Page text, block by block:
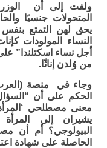
ولفت إلى أن
المتحولات جنسيًا
يحق لهن التمتع بنفس
النساء المولودات
أجل نساء اسكتلندا”
من وُلدن إناثًا.
وجاء في منصة
الحكم على أن
معنى مصطلحي
يشيران إلى المرأة
البيولوجي؟ أم أن
الحاصلة على شهادة